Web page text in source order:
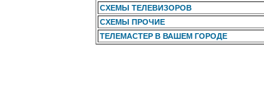
СХЕМЫ ТЕЛЕВИЗОРОВ
СХЕМЫ ПРОЧИЕ
ТЕЛЕМАСТЕР В ВАШЕМ ГОРОДЕ